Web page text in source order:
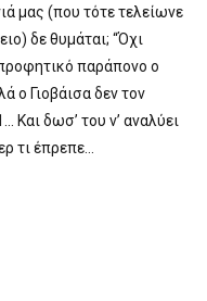
μας (που τότε τελείωνε
δε θυμάται; “Όχι
παράπονο ο
ο Γιοβάισα δεν τον
Και δωσ’ του ν’ αναλύει
τι έπρεπε...